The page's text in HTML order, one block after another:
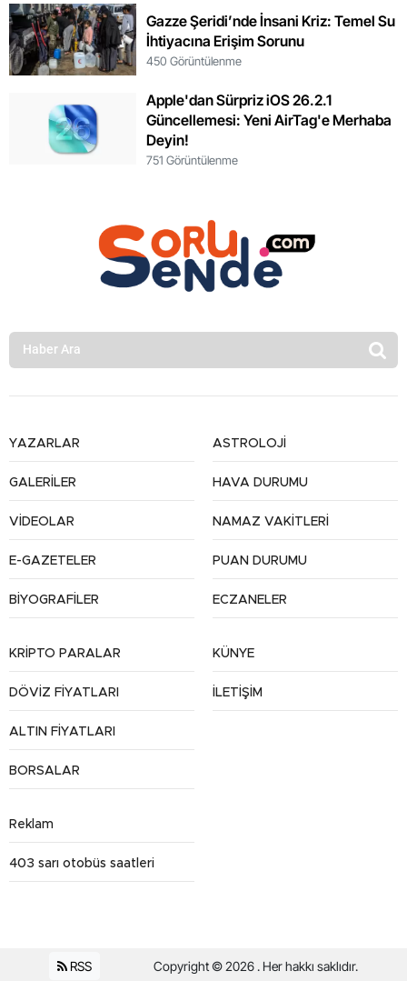
Gazze Şeridi’nde İnsani Kriz: Temel Su
İhtiyacına Erişim Sorunu
450 Görüntülenme
Apple'dan Sürpriz iOS 26.2.1
Güncellemesi: Yeni AirTag'e Merhaba
Deyin!
751 Görüntülenme
YAZARLAR
GALERİLER
VİDEOLAR
E-GAZETELER
BİYOGRAFİLER
ASTROLOJİ
HAVA DURUMU
NAMAZ VAKİTLERİ
PUAN DURUMU
ECZANELER
KRİPTO PARALAR
DÖVİZ FİYATLARI
ALTIN FİYATLARI
BORSALAR
KÜNYE
İLETİŞİM
Reklam
403 sarı otobüs saatleri
RSS Copyright © 2026 . Her hakkı saklıdır.